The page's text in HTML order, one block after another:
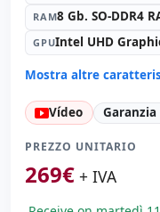
RAM8 Gb. SO-DDR4
GPUIntel UHD
Mostra altre
Suono: Realtek
Rete: Intel Ethernet
adaptador RJ45)
Tattile 13.3 '' FullHD
Porte video: HDMI
Vídeo
PREZZO UNITARIO
269€ + IVA